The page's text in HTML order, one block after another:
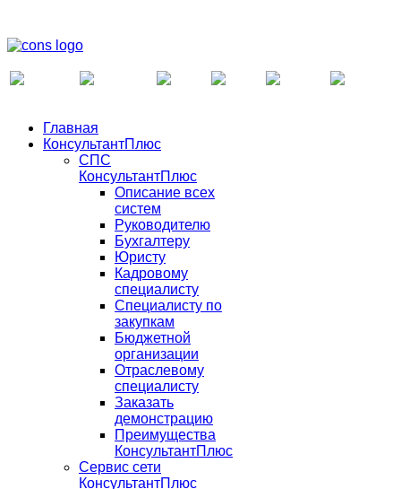
Главная
КонсультантПлюс
СПС
КонсультантПлюс
Описание всех
систем
Руководителю
Бухгалтеру
Юристу
Кадровому
специалисту
Специалисту по
закупкам
Бюджетной
организации
Отраслевому
специалисту
Заказать
демонстрацию
Преимущества
КонсультантПлюс
Сервис сети
КонсультантПлюс